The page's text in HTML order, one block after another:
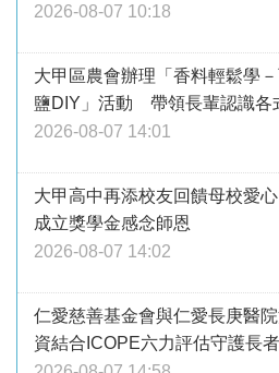
2026-08-07 10:18
大甲區農會辦理「香料輕鬆學
鹽DIY」活動 帶領長輩認識各
2026-08-07 14:01
大甲高中再添校友回饋母校愛
成立獎學金感念師恩
2026-08-07 14:02
仁愛慈善基金會與仁愛長庚醫
資結合ICOPE六力評估守護長